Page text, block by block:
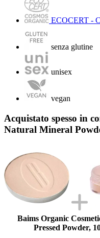
ECOCERT -
senza glutine
unisex
vegan
Acquistato spesso in
Natural Mineral
Baims Organic
Pressed Powder,